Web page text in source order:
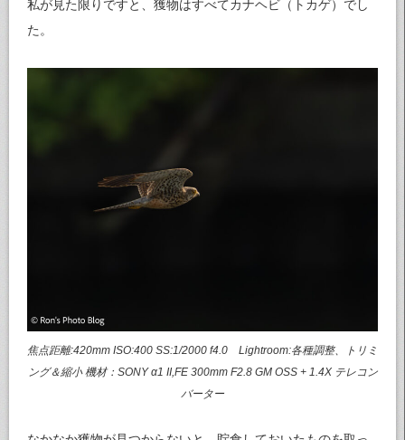
私が見た限りですと、獲物はすべてカナヘビ（トカゲ）でし
た。
焦点距離:420mm ISO:400 SS:1/2000 f4.0 Lightroom:各種調整、トリミ
ング＆縮小 機材：SONY α1 II,FE 300mm F2.8 GM OSS + 1.4X テレコン
バーター